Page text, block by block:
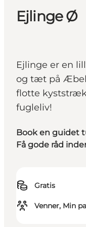
Ejlinge Ø
Ejlinge er en
og tæt på
flotte
fugleliv!
Book en guidet
Få gode råd
Gratis
Venner, Min